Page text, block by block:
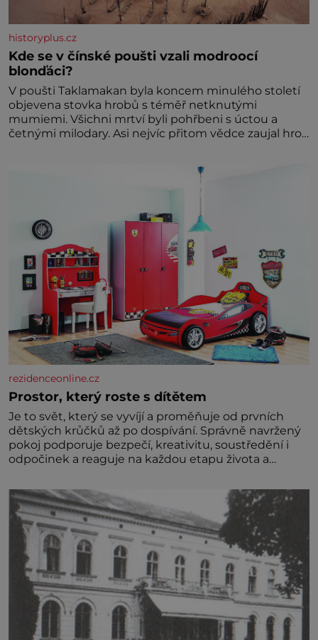
historyplus.cz
Kde se v čínské poušti vzali modroocí
blonďáci?
V poušti Taklamakan byla koncem minulého století
objevena stovka hrobů s téměř netknutými
mumiemi. Všichni mrtví byli pohřbeni s úctou a
četnými milodary. Asi nejvíc přitom vědce zaujal hrob
dávných lidí nesmírně dobře zachovalá, přičítají
odborníci zdejším klimatickým podmínkám. Sucho,
rezidenceonline.cz
Prostor, který roste s dítětem
Je to svět, který se vyvíjí a proměňuje od prvních
dětských krůčků až po dospívání. Správně navržený
pokoj podporuje bezpečí, kreativitu, soustředění i
odpočinek a reaguje na každou etapu života a
jednoduchost, měkkost a bezpečí, proto by pokoj
miminka měl působit především klidně a útulně.
Předškolní věk je